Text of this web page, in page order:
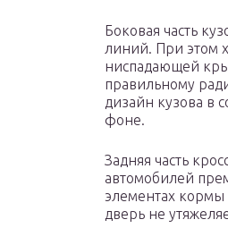
Боковая часть
линий. При этом
ниспадающей
правильному
дизайн кузова в
фоне.
Задняя часть
автомобилей
элементах кормы
дверь не